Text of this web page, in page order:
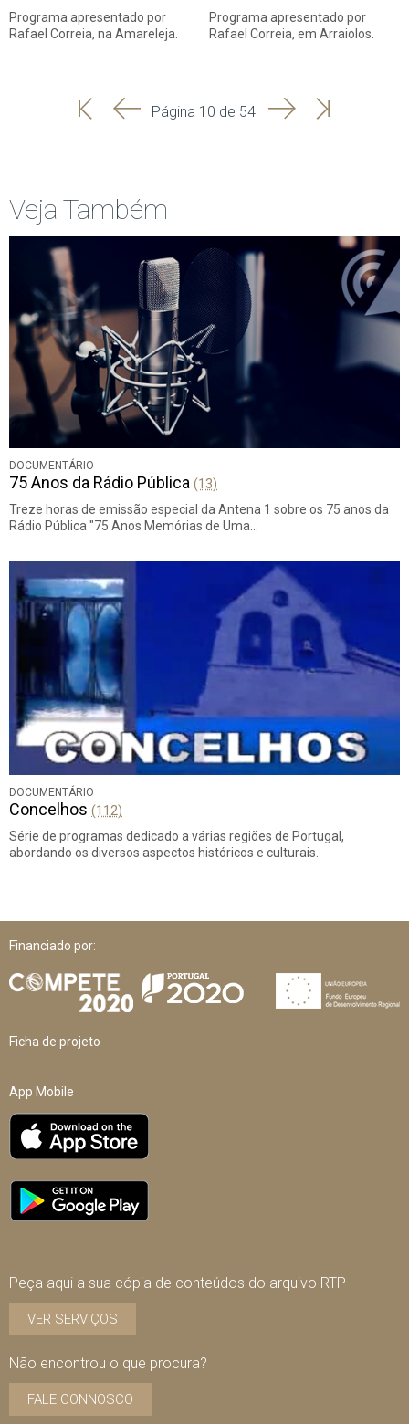
Programa apresentado por
Rafael Correia, na Amareleja.
Programa apresentado por
Rafael Correia, em Arraiolos.
'
'
Página 10 de 54 SeguinteÚltima
Veja Também
DOCUMENTÁRIO
75 Anos da Rádio Pública (13)
Treze horas de emissão especial da Antena 1 sobre os 75 anos da
Rádio Pública "75 Anos Memórias de Uma…
DOCUMENTÁRIO
Concelhos (112)
Série de programas dedicado a várias regiões de Portugal,
abordando os diversos aspectos históricos e culturais.
Financiado por:
Ficha de projeto
App Mobile
Peça aqui a sua cópia de conteúdos do arquivo RTP
VER SERVIÇOS
Não encontrou o que procura?
FALE CONNOSCO